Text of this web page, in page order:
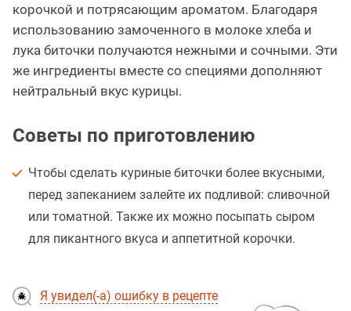
корочкой и потрясающим ароматом. Благодаря
использованию замоченного в молоке хлеба и
лука биточки получаются нежными и сочными. Эти
же ингредиенты вместе со специями дополняют
нейтральный вкус курицы.
Советы по приготовлению
Чтобы сделать куриные биточки более вкусными,
перед запеканием залейте их подливой: сливочной
или томатной. Также их можно посыпать сыром
для пикантного вкуса и аппетитной корочки.
Я увидел(-а) ошибку в рецепте